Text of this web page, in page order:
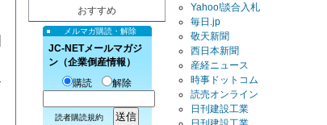
おすすめ
メルマガ購読・解除
JC-NETメールマガジ
ン（企業倒産情報）
購読
解除
読者購読規約
Yahoo!談合入札
毎日.jp
敬天新聞
西日本新聞
産経ニュース
時事ドットコム
読売オンライン
日刊建設工業